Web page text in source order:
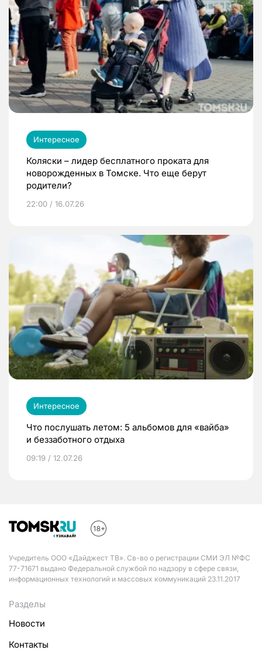
Интересное
Коляски – лидер бесплатного проката для
новорожденных в Томске. Что еще берут
родители?
22:00 / 16.07.26
Интересное
Что послушать летом: 5 альбомов для «вайба»
и беззаботного отдыха
09:19 / 12.07.26
Учредитель ООО «Дайджест ТВ». Св-во о регистрации СМИ ЭЛ №ФС
77-71671 выдано Федеральной службой по надзору в сфере связи,
информационных технологий и массовых коммуникаций 23.11.2017
Разделы
Новости
Контакты